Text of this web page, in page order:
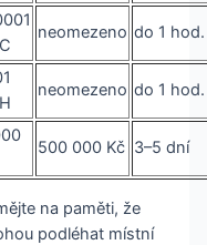
neomezeno do 1 hod.
neomezeno do 1 hod.
500 000 Kč 3–5 dní
na paměti, že
podléhat místní